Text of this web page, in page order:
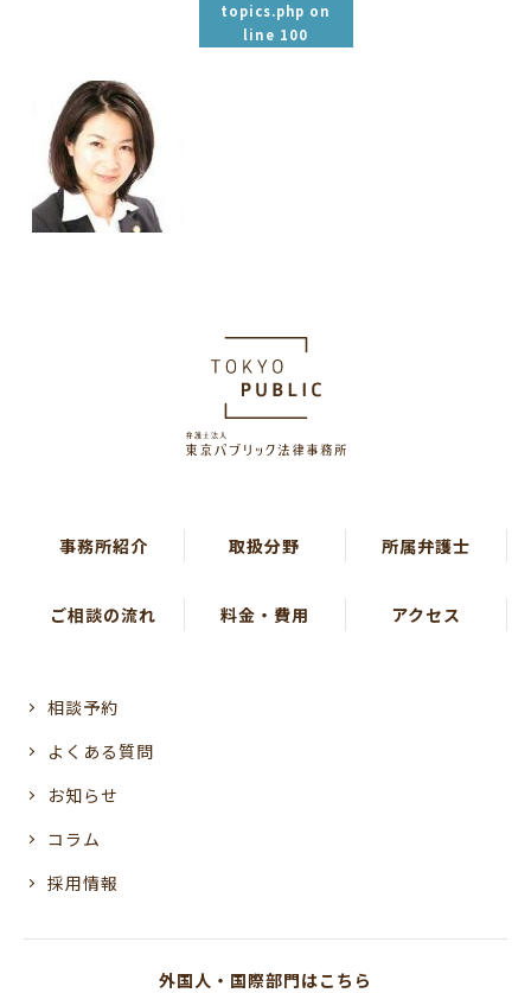
topics.php on
line 100
事務所紹介 取扱分野 所属弁護士
ご相談の流れ 料金・費用 アクセス
相談予約
よくある質問
お知らせ
コラム
採用情報
外国人・国際部門はこちら